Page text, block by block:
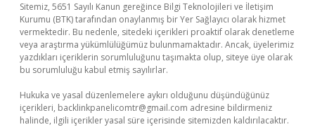
Sitemiz, 5651 Sayılı Kanun gereğince Bilgi Teknolojileri ve İletişim
Kurumu (BTK) tarafından onaylanmış bir Yer Sağlayıcı olarak hizmet
vermektedir. Bu nedenle, sitedeki içerikleri proaktif olarak denetleme
veya araştırma yükümlülüğümüz bulunmamaktadır. Ancak, üyelerimiz
yazdıkları içeriklerin sorumluluğunu taşımakta olup, siteye üye olarak
bu sorumluluğu kabul etmiş sayılırlar.
Hukuka ve yasal düzenlemelere aykırı olduğunu düşündüğünüz
içerikleri, backlinkpanelicomtr@gmail.com adresine bildirmeniz
halinde, ilgili içerikler yasal süre içerisinde sitemizden kaldırılacaktır.